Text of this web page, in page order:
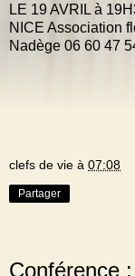
LE 19 AVRIL à
NICE Association
Nadège 06 60 47
clefs de vie à 07:08
Partager
Conférence